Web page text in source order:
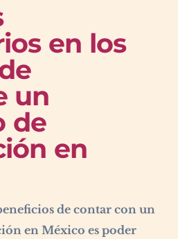
en los
un
de
en
de contar con un
en México es poder